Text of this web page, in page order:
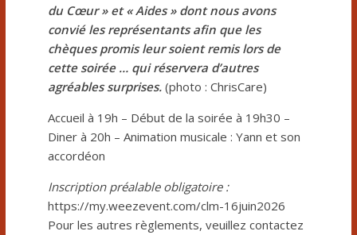
du Cœur » et « Aides » dont nous avons
convié les représentants afin que les
chèques promis leur soient remis lors de
cette soirée … qui réservera d’autres
agréables surprises. (photo : ChrisCare)
Accueil à 19h – Début de la soirée à 19h30 –
Diner à 20h – Animation musicale : Yann et son
accordéon
Inscription préalable obligatoire :
https://my.weezevent.com/clm-16juin2026
Pour les autres règlements, veuillez contactez